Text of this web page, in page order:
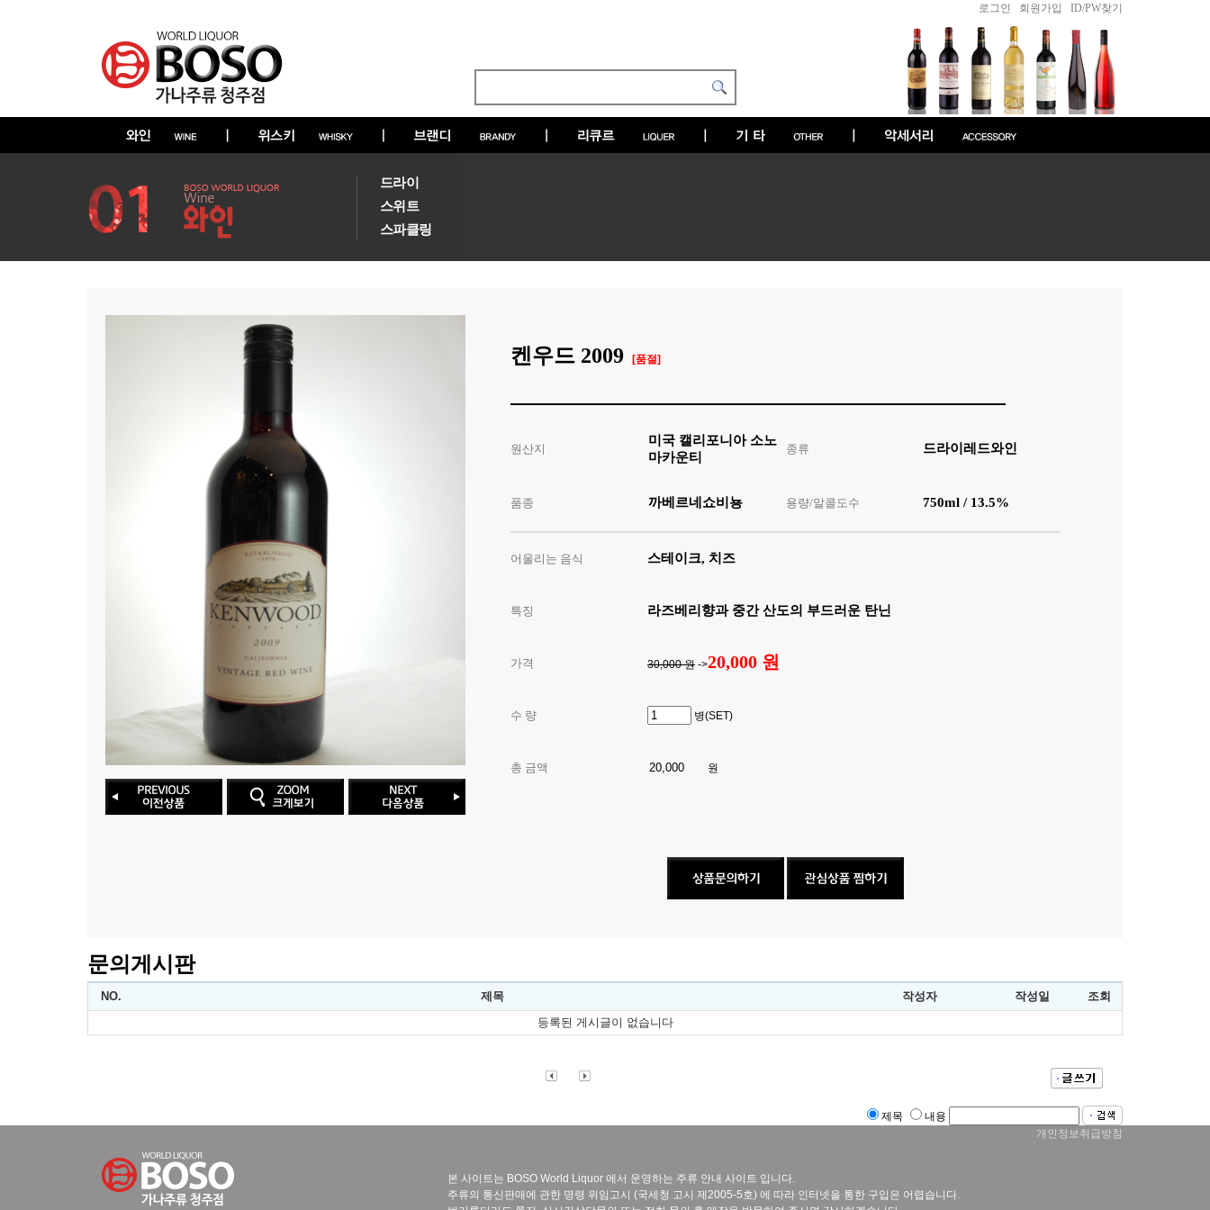
로그인 회원가입 ID/PW찾기
드라이
스위트
스파클링
켄우드 2009 [품절]
원산지
미국 캘리포니아 소노
마카운티
종류 드라이레드와인
품종 까베르네쇼비뇽 용량/알콜도수 750ml / 13.5%
어울리는 음식 스테이크, 치즈
특징 라즈베리향과 중간 산도의 부드러운 탄닌
가격 30,000 원 ->20,000 원
수 량 병(SET)
총 금액 원
문의게시판
NO. 제목 작성자 작성일
조회
등록된 게시글이 없습니다
제목
내용
개인정보취급방침
본 사이트는 BOSO World Liquor 에서 운영하는 주류 안내 사이트 입니다.
주류의 통신판매에 관한 명령 위임고시 (국세청 고시 제2005-5호) 에 따라 인터넷을 통한 구입은 어렵습니다.